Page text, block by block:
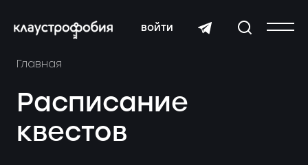
войти
Главная
Расписание
квестов